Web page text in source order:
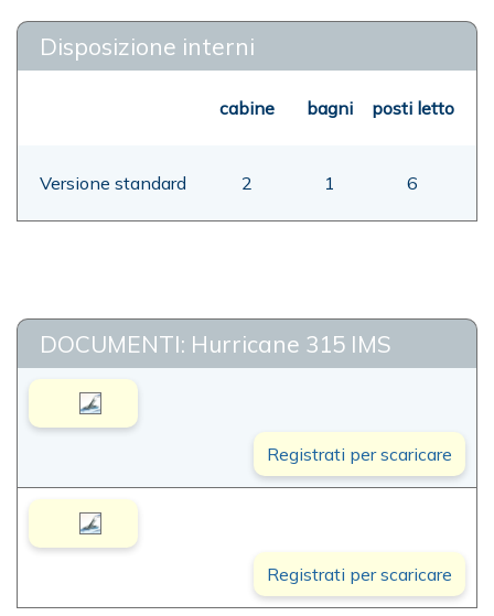
Disposizione interni
cabine bagni posti letto
Versione standard 2 1 6
DOCUMENTI: Hurricane 315 IMS
Registrati per scaricare
Registrati per scaricare